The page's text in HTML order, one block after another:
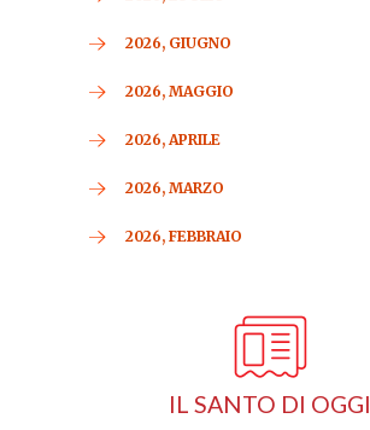
2026, GIUGNO
2026, MAGGIO
2026, APRILE
2026, MARZO
2026, FEBBRAIO
IL SANTO DI OGGI